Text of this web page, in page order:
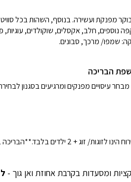
שמפו/ מרכך, סבונים.
שפת הבריכה
בלבד.**הבריכה בשיפוצים ואינה פעילה.
ומסעדות בקרבת אחוזת ואן גוך -